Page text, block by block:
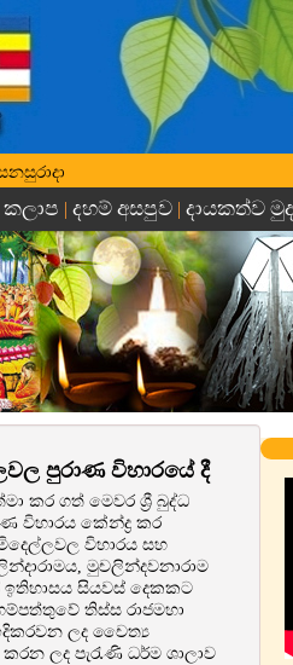
| දහම් අසපුව| දායකත්ව
පුරාණ විහාරයේ දී
කර ගත් මෙවර ශ්‍රී බුද්ධ
විහාරය කේන්ද්‍ර කර
විහාරය සහ
මුචලින්දවනාරාම
ඉතිහාසය සියවස් දෙකකට
තිස්ස රාජමහා
ලද චෛත්‍ය
කරන ලද පැරැණි ධර්ම ශාලාව